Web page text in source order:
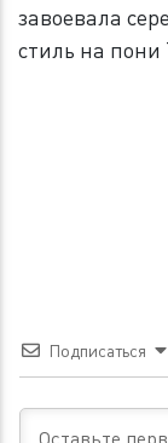
завоевала
стиль на
Подписаться